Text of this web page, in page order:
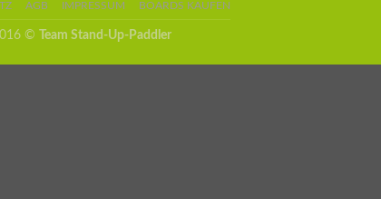
AGB IMPRESSUM BOARDS KAUFEN
© Team Stand-Up-Paddler